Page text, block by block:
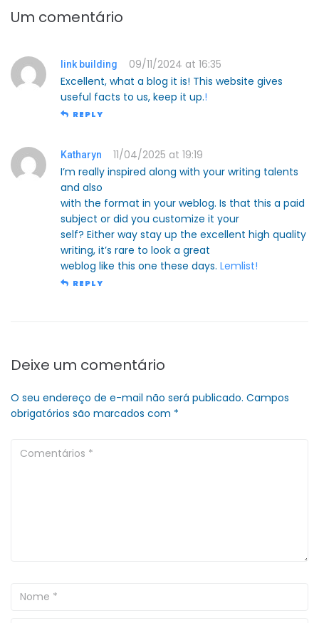
Um comentário
link building
09/11/2024 at 16:35
Excellent, what a blog it is! This website gives
useful facts to us, keep it up.!
REPLY
Katharyn
11/04/2025 at 19:19
I’m really inspired along with your writing talents
and also
with the format in your weblog. Is that this a paid
subject or did you customize it your
self? Either way stay up the excellent high quality
writing, it’s rare to look a great
weblog like this one these days. Lemlist!
REPLY
Deixe um comentário
O seu endereço de e-mail não será publicado. Campos
obrigatórios são marcados com *